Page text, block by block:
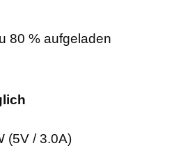
80 % aufgeladen
(5V / 3.0A)